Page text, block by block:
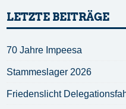
LETZTE BEITRÄGE
70 Jahre Impeesa
Stammeslager 2026
Friedenslicht